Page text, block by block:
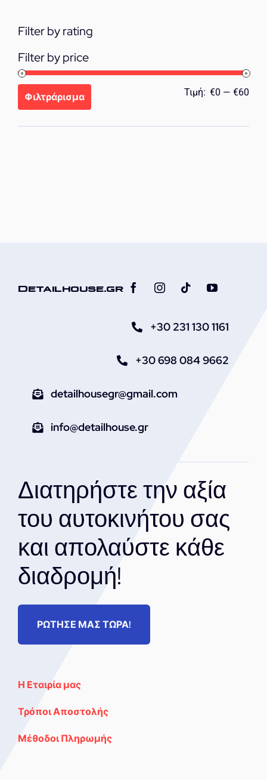
Filter by rating
Filter by price
Φιλτράρισμα Τιμή: €0 — €60
Detailhouse.gr
+30 231 130 1161
+30 698 084 9662
detailhousegr@gmail.com
info@detailhouse.gr
Διατηρήστε την αξία
του αυτοκινήτου σας
και απολαύστε κάθε
διαδρομή!
ΡΩΤΗΣΕ ΜΑΣ ΤΩΡΑ!
Η Εταιρία μας
Τρόποι Αποστολής
Μέθοδοι Πληρωμής